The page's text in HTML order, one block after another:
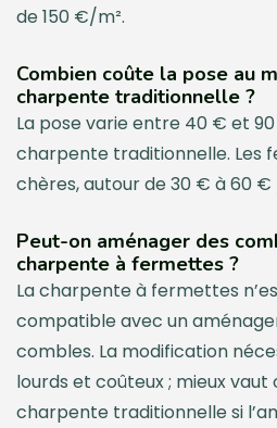
de 150 €/m².
Combien coûte la pose au
charpente traditionnelle ?
La pose varie entre 40 € et
charpente traditionnelle. Les
chères, autour de 30 € à 60 €
Peut-on aménager des
charpente à fermettes ?
La charpente à fermettes
compatible avec un
combles. La modification
lourds et coûteux ; mieux
charpente traditionnelle si